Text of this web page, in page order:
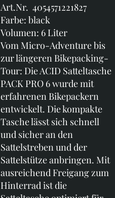
Art.Nr. 4054571221827
Farbe: black
Volumen: 6 Liter
Vom Micro-Adventure bis
zur längeren Bikepacking-
Tour: Die ACID Satteltasche
PACK PRO 6 wurde mit
erfahrenen Bikepackern
entwickelt. Die kompakte
Tasche lässt sich schnell
und sicher an den
Sattelstreben und der
Sattelstütze anbringen. Mit
ausreichend Freigang zum
Hinterrad ist die